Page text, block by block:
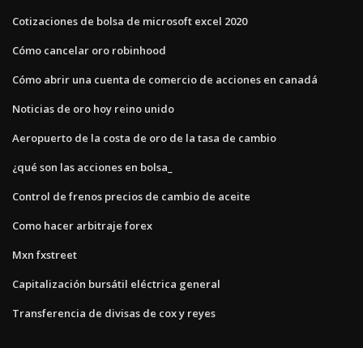
Cotizaciones de bolsa de microsoft excel 2020
Cómo cancelar oro robinhood
Cómo abrir una cuenta de comercio de acciones en canadá
Noticias de oro hoy reino unido
Aeropuerto de la costa de oro de la tasa de cambio
¿qué son las acciones en bolsa_
Control de frenos precios de cambio de aceite
Como hacer arbitraje forex
Mxn fxstreet
Capitalización bursátil eléctrica general
Transferencia de divisas de cox y reyes